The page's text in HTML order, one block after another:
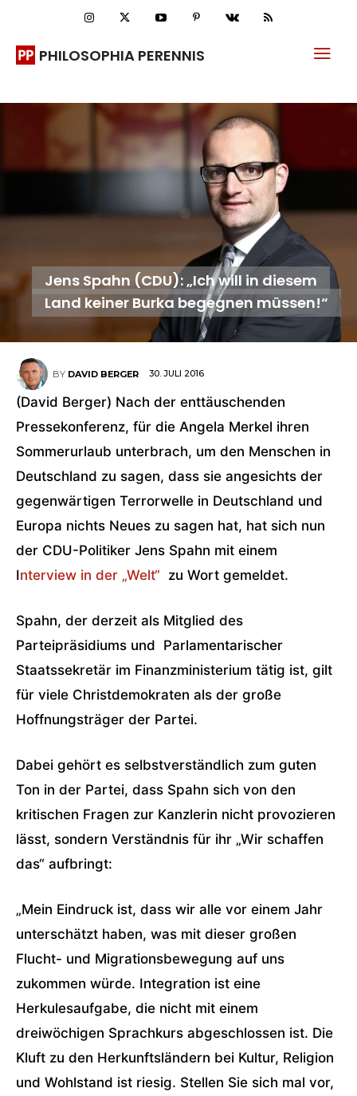
PHILOSOPHIA PERENNIS
Jens Spahn (CDU): „Ich will in diesem
Land keiner Burka begegnen müssen!“
BY DAVID BERGER 30. JULI 2016
(David Berger) Nach der enttäuschenden
Pressekonferenz, für die Angela Merkel ihren
Sommerurlaub unterbrach, um den Menschen in
Deutschland zu sagen, dass sie angesichts der
gegenwärtigen Terrorwelle in Deutschland und
Europa nichts Neues zu sagen hat, hat sich nun
der CDU-Politiker Jens Spahn mit einem
Interview in der „Welt“ zu Wort gemeldet.
Spahn, der derzeit als Mitglied des
Parteipräsidiums und Parlamentarischer
Staatssekretär im Finanzministerium tätig ist, gilt
für viele Christdemokraten als der große
Hoffnungsträger der Partei.
Dabei gehört es selbstverständlich zum guten
Ton in der Partei, dass Spahn sich von den
kritischen Fragen zur Kanzlerin nicht provozieren
lässt, sondern Verständnis für ihr „Wir schaffen
das“ aufbringt:
„Mein Eindruck ist, dass wir alle vor einem Jahr
unterschätzt haben, was mit dieser großen
Flucht- und Migrationsbewegung auf uns
zukommen würde. Integration ist eine
Herkulesaufgabe, die nicht mit einem
dreiwöchigen Sprachkurs abgeschlossen ist. Die
Kluft zu den Herkunftsländern bei Kultur, Religion
und Wohlstand ist riesig. Stellen Sie sich mal vor,